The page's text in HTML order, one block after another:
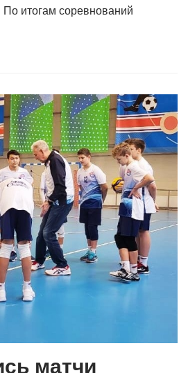
По итогам соревнований
матчи